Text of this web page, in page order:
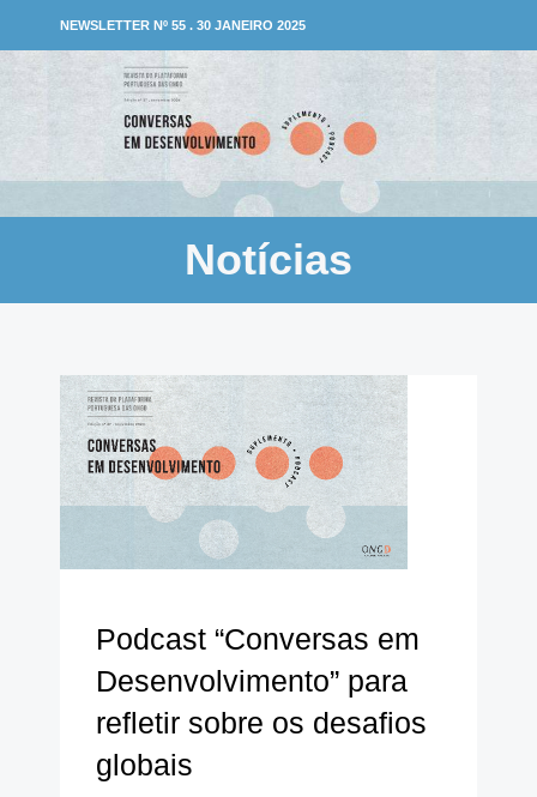
NEWSLETTER Nº 55 . 30 JANEIRO 2025
Notícias
Podcast “Conversas em
Desenvolvimento” para
refletir sobre os desafios
globais